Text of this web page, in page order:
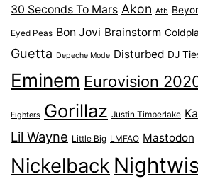
30 Seconds To Mars Akon Atb
Eyed Peas Bon Jovi Brainstorm
Guetta Depeche Mode Disturbed DJ
Eminem Eurovision
Fighters Gorillaz Justin Timberlake
Lil Wayne Little Big LMFAO Mastodon
Nickelback